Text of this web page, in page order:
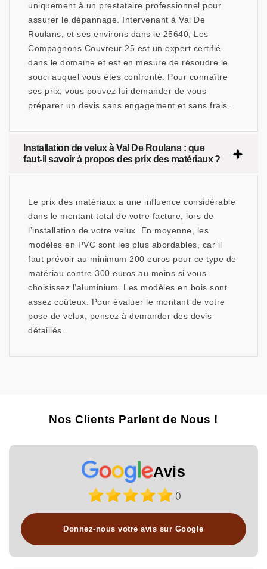
uniquement à un prestataire professionnel pour
assurer le dépannage. Intervenant à Val De
Roulans, et ses environs dans le 25640, Les
Compagnons Couvreur 25 est un expert certifié
dans le domaine et est en mesure de résoudre le
souci auquel vous êtes confronté. Pour connaître
ses prix, vous pouvez lui demander de vous
préparer un devis sans engagement et sans frais.
Installation de velux à Val De Roulans : que
faut-il savoir à propos des prix des matériaux ?
Le prix des matériaux a une influence considérable
dans le montant total de votre facture, lors de
l’installation de votre velux. En moyenne, les
modèles en PVC sont les plus abordables, car il
faut prévoir au minimum 200 euros pour ce type de
matériau contre 300 euros au moins si vous
choisissez l’aluminium. Les modèles en bois sont
assez coûteux. Pour évaluer le montant de votre
pose de velux, pensez à demander des devis
détaillés.
Nos Clients Parlent de Nous !
Avis
()
Donnez-nous votre avis sur Google